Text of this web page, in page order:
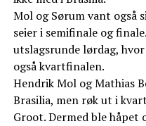
Mol og Sørum vant også
seier i semifinale og
utslagsrunde lørdag,
også kvartfinalen.
Hendrik Mol og Mathias
Brasilia, men røk ut i
Groot. Dermed ble håpet